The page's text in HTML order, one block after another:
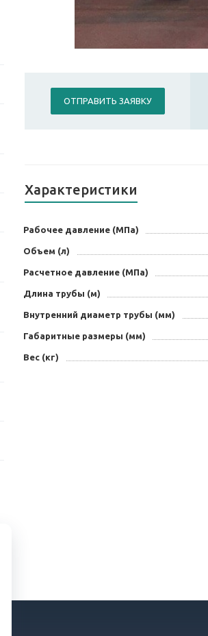
ОТПРАВИТЬ ЗАЯВКУ
Характеристики
Рабочее давление (МПа)
Объем (л)
Расчетное давление (МПа)
Длина трубы (м)
Внутренний диаметр трубы (мм)
Габаритные размеры (мм)
Вес (кг)